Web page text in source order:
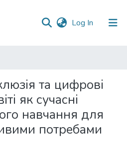
Log In (current)
та цифрові
як сучасні
навчання для
потребами